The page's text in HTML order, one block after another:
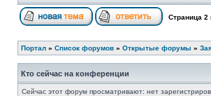
Страница 2
Портал » Список форумов » Открытые форумы »
Кто сейчас на конференции
Сейчас этот форум просматривают: нет